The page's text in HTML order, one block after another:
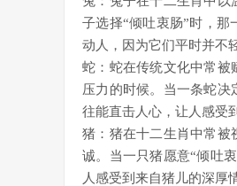
子选择“倾吐衷肠”时，
动人，因为它们平时并不
蛇：蛇在传统文化中常被
压力的时候。当一条蛇决
往能直击人心，让人感受
猪：猪在十二生肖中常被
诚。当一只猪愿意“倾吐
人感受到来自猪儿的深厚